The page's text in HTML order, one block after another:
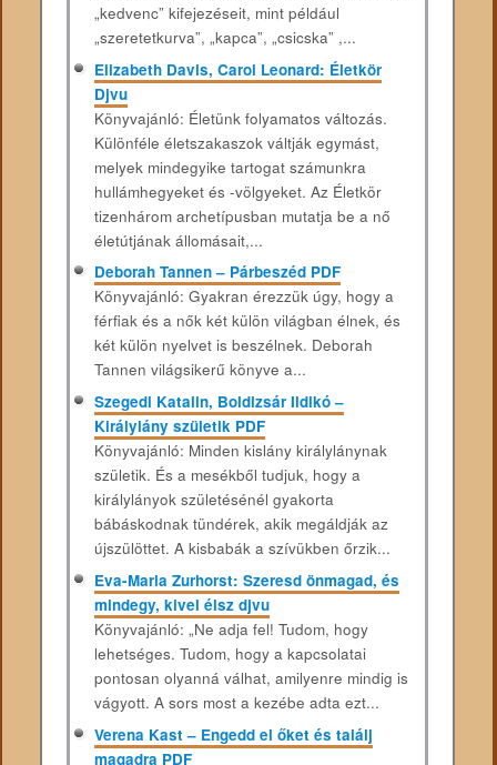
„kedvenc” kifejezéseit, mint például
„szeretetkurva”, „kapca”, „csicska” ,...
Elizabeth Davis, Carol Leonard: Életkör
Djvu
Könyvajánló: Életünk folyamatos változás.
Különféle életszakaszok váltják egymást,
melyek mindegyike tartogat számunkra
hullámhegyeket és -völgyeket. Az Életkör
tizenhárom archetípusban mutatja be a nő
életútjának állomásait,...
Deborah Tannen – Párbeszéd PDF
Könyvajánló: Gyakran érezzük úgy, hogy a
férfiak és a nők két külön világban élnek, és
két külön nyelvet is beszélnek. Deborah
Tannen világsikerű könyve a...
Szegedi Katalin, Boldizsár Ildikó –
Királylány születik PDF
Könyvajánló: Minden kislány királylánynak
születik. És a mesékből tudjuk, hogy a
királylányok születésénél gyakorta
bábáskodnak tündérek, akik megáldják az
újszülöttet. A kisbabák a szívükben őrzik...
Eva-Maria Zurhorst: Szeresd önmagad, és
mindegy, kivel élsz djvu
Könyvajánló: „Ne adja fel! Tudom, hogy
lehetséges. Tudom, hogy a kapcsolatai
pontosan olyanná válhat, amilyenre mindig is
vágyott. A sors most a kezébe adta ezt...
Verena Kast – Engedd el őket és találj
magadra PDF